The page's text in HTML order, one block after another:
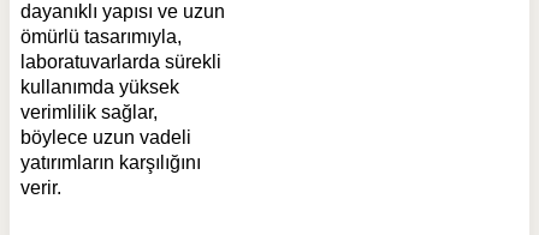
dayanıklı yapısı ve uzun
ömürlü tasarımıyla,
laboratuvarlarda sürekli
kullanımda yüksek
verimlilik sağlar,
böylece uzun vadeli
yatırımların karşılığını
verir.